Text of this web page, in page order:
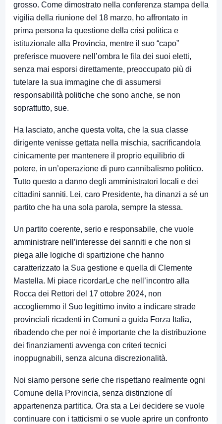
grosso. Come dimostrato nella conferenza stampa della
vigilia della riunione del 18 marzo, ho affrontato in
prima persona la questione della crisi politica e
istituzionale alla Provincia, mentre il suo “capo”
preferisce muovere nell’ombra le fila dei suoi eletti,
senza mai esporsi direttamente, preoccupato più di
tutelare la sua immagine che di assumersi
responsabilità politiche che sono anche, se non
soprattutto, sue.
Ha lasciato, anche questa volta, che la sua classe
dirigente venisse gettata nella mischia, sacrificandola
cinicamente per mantenere il proprio equilibrio di
potere, in un’operazione di puro cannibalismo politico.
Tutto questo a danno degli amministratori locali e dei
cittadini sanniti. Lei, caro Presidente, ha dinanzi a sé un
partito che ha una sola parola, sempre la stessa.
Un partito coerente, serio e responsabile, che vuole
amministrare nell’interesse dei sanniti e che non si
piega alle logiche di spartizione che hanno
caratterizzato la Sua gestione e quella di Clemente
Mastella. Mi piace ricordarLe che nell’incontro alla
Rocca dei Rettori del 17 ottobre 2024, non
accogliemmo il Suo legittimo invito a indicare strade
provinciali ricadenti in Comuni a guida Forza Italia,
ribadendo che per noi è importante che la distribuzione
dei finanziamenti avvenga con criteri tecnici
inoppugnabili, senza alcuna discrezionalità.
Noi siamo persone serie che rispettano realmente ogni
Comune della Provincia, senza distinzione dí
appartenenza partitica. Ora sta a Lei decidere se vuole
continuare con i tatticismi o se vuole aprire un confronto